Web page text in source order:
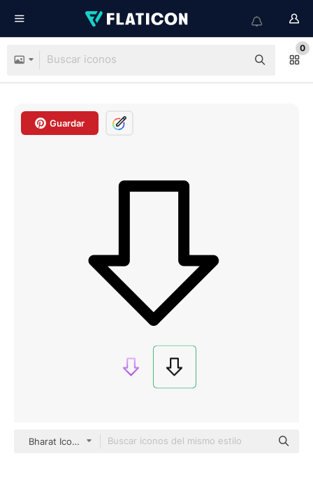
0
Guardar
Bharat Icons Basic Outline